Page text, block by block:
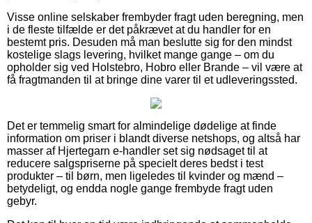
Visse online selskaber frembyder fragt uden beregning, men
i de fleste tilfælde er det påkrævet at du handler for en
bestemt pris. Desuden må man beslutte sig for den mindst
kostelige slags levering, hvilket mange gange – om du
opholder sig ved Holstebro, Hobro eller Brande – vil være at
få fragtmanden til at bringe dine varer til et udleveringssted.
Det er temmelig smart for almindelige dødelige at finde
information om priser i blandt diverse netshops, og altså har
masser af Hjertegarn e-handler set sig nødsaget til at
reducere salgspriserne på specielt deres bedst i test
produkter – til børn, men ligeledes til kvinder og mænd –
betydeligt, og endda nogle gange frembyde fragt uden
gebyr.